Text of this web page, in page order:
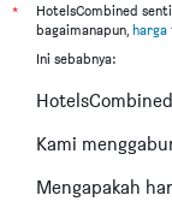
*
HotelsCombined
bagaimanapun,
Ini sebabnya:
Kami
Mengapakah